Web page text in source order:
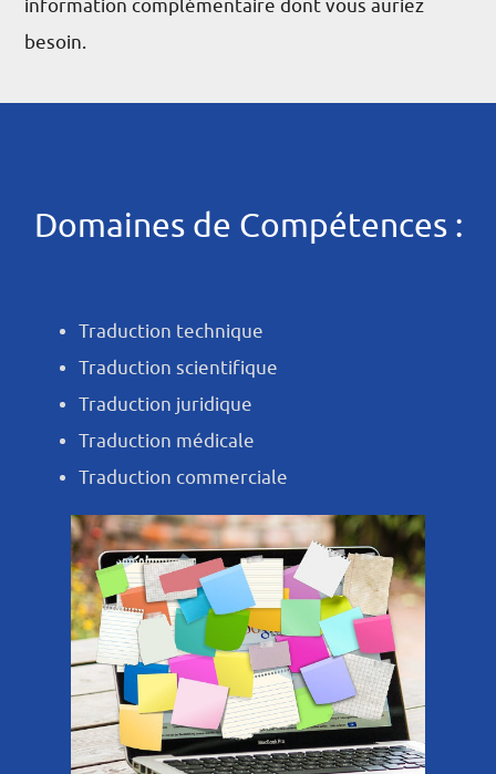
information complémentaire dont vous auriez
besoin.
Domaines de Compétences :
Traduction technique
Traduction scientifique
Traduction juridique
Traduction médicale
Traduction commerciale